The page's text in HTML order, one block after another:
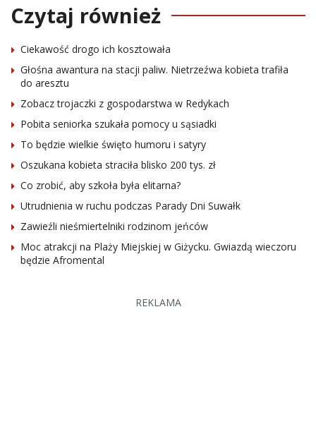
Czytaj również
Ciekawość drogo ich kosztowała
Głośna awantura na stacji paliw. Nietrzeźwa kobieta trafiła
do aresztu
Zobacz trojaczki z gospodarstwa w Redykach
Pobita seniorka szukała pomocy u sąsiadki
To będzie wielkie święto humoru i satyry
Oszukana kobieta straciła blisko 200 tys. zł
Co zrobić, aby szkoła była elitarna?
Utrudnienia w ruchu podczas Parady Dni Suwałk
Zawieźli nieśmiertelniki rodzinom jeńców
Moc atrakcji na Plaży Miejskiej w Giżycku. Gwiazdą wieczoru
będzie Afromental
REKLAMA